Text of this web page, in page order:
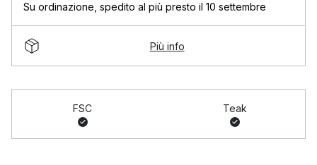
Su ordinazione spedito al più presto il 10 settembre
Più info
FSC Teak